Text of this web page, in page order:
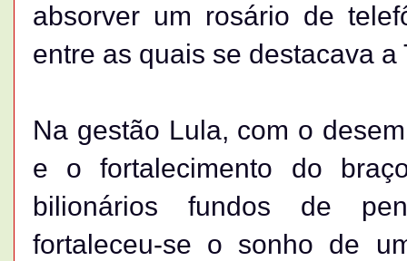
absorver um rosário de
entre as quais se destacava a
Na gestão Lula, com o
e o fortalecimento do
bilionários fundos de
fortaleceu-se o sonho de